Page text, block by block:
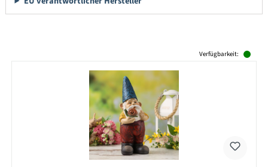
Verfügbarkeit: